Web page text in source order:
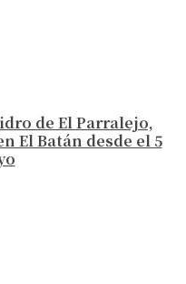
de El Parralejo,
El Batán desde el 5